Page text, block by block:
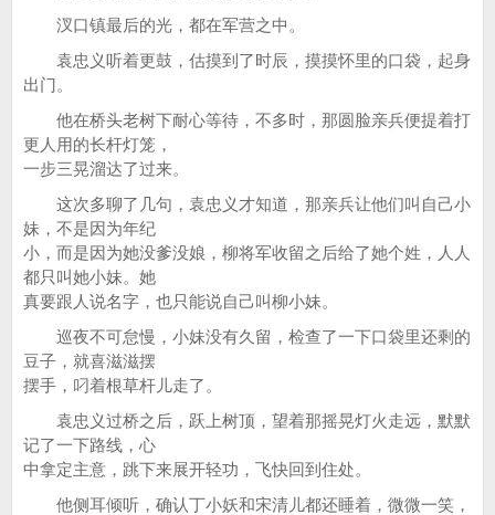
汊口镇最后的光，都在军营之中。
袁忠义听着更鼓，估摸到了时辰，摸摸怀里的口袋，起身
出门。
他在桥头老树下耐心等待，不多时，那圆脸亲兵便提着打
更人用的长杆灯笼，
一步三晃溜达了过来。
这次多聊了几句，袁忠义才知道，那亲兵让他们叫自己小
妹，不是因为年纪
小，而是因为她没爹没娘，柳将军收留之后给了她个姓，人人
都只叫她小妹。她
真要跟人说名字，也只能说自己叫柳小妹。
巡夜不可怠慢，小妹没有久留，检查了一下口袋里还剩的
豆子，就喜滋滋摆
摆手，叼着根草杆儿走了。
袁忠义过桥之后，跃上树顶，望着那摇晃灯火走远，默默
记了一下路线，心
中拿定主意，跳下来展开轻功，飞快回到住处。
他侧耳倾听，确认丁小妖和宋清儿都还睡着，微微一笑，